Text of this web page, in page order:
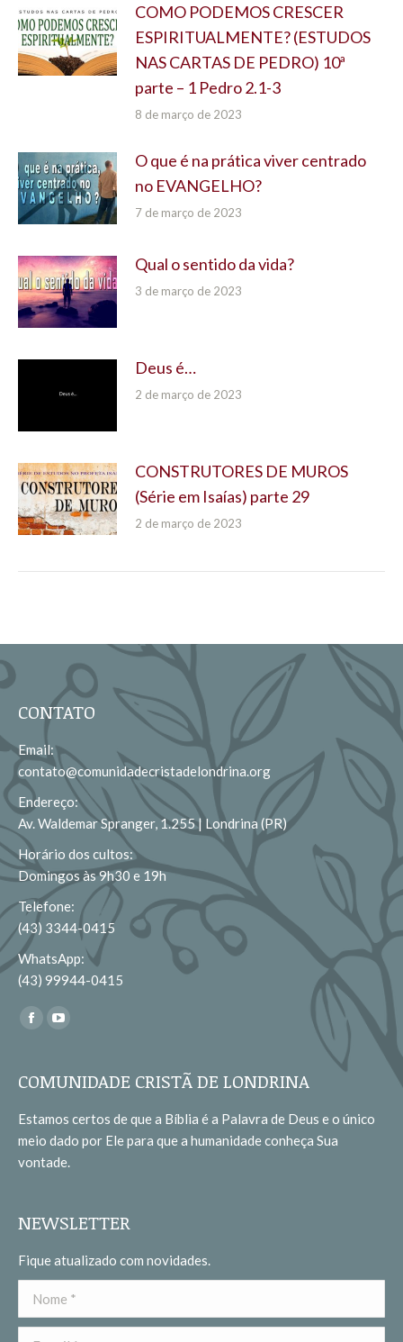
COMO PODEMOS CRESCER
ESPIRITUALMENTE? (ESTUDOS
NAS CARTAS DE PEDRO) 10ª
parte – 1 Pedro 2.1-3
8 de março de 2023
O que é na prática viver centrado
no EVANGELHO?
7 de março de 2023
Qual o sentido da vida?
3 de março de 2023
Deus é…
2 de março de 2023
CONSTRUTORES DE MUROS
(Série em Isaías) parte 29
2 de março de 2023
CONTATO
Email:
contato@comunidadecristadelondrina.org
Endereço:
Av. Waldemar Spranger, 1.255 | Londrina (PR)
Horário dos cultos:
Domingos às 9h30 e 19h
Telefone:
(43) 3344-0415
WhatsApp:
(43) 99944-0415
Encontre-nos em:
Facebook
opens
new
window
opens
new
window
COMUNIDADE CRISTÃ DE LONDRINA
Estamos certos de que a Bíblia é a Palavra de Deus e o único
meio dado por Ele para que a humanidade conheça Sua
vontade.
NEWSLETTER
Fique atualizado com novidades.
Nome *
E-mail *